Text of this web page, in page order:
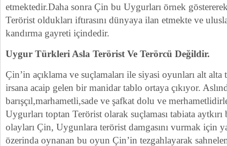
etmektedir.Daha sonra Çin bu Uygurları örnek
Terörist oldukları iftırasını dünyaya ilan etmekte ve
kandırma gayreti içindedir.
Uygur Türkleri Asla Terörist Ve Terörcü Değildir.
Çin’in açıklama ve suçlamaları ile siyasi oyunları alt alta
irsana acaip gelen bir manidar tablo ortaya çıkıyor.
barışçıl,marhametli,sade ve şafkat dolu ve
Uygurları toptan Terörist olarak suçlaması tabiata
olayları Çin, Uygunlara terörist damgasını vurmak için
özerinda oynanan bu oyun Çin’in tezgahlayarak